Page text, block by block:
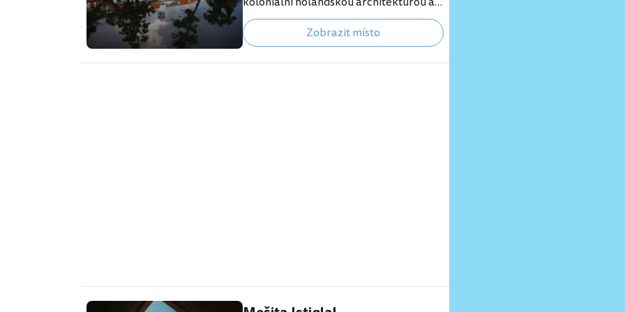
na hlavním náměstí budete moci
z mnoha místních kaváren pozorovat
indonéské a jiné regionální turisty, jak si
užívají jízdu na barevných půjčených
Zobrazit místo